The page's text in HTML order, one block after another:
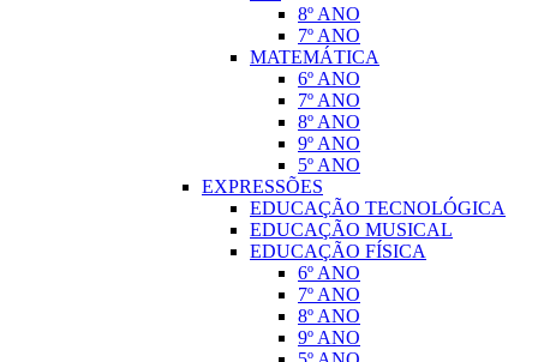
8º ANO
7º ANO
MATEMÁTICA
6º ANO
7º ANO
8º ANO
9º ANO
5º ANO
EXPRESSÕES
EDUCAÇÃO TECNOLÓGICA
EDUCAÇÃO MUSICAL
EDUCAÇÃO FÍSICA
6º ANO
7º ANO
8º ANO
9º ANO